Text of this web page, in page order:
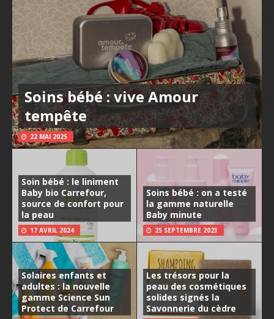
Soins bébé : vive Amour
tempête
22 MAI 2025
Soin bébé : le liniment
Baby bio Carrefour,
source de confort pour
la peau
17 AVRIL 2024
Soins bébé : on a testé
la gamme naturelle
Baby minute
25 SEPTEMBRE 2023
Solaires enfants et
adultes : la nouvelle
gamme Science Sun
Protect de Carrefour
Les trésors pour la
peau des cosmétiques
solides signés la
Savonnerie du cèdre